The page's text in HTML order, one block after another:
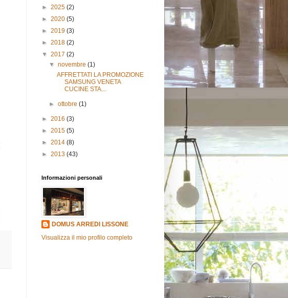
► 2025 (2)
► 2020 (5)
► 2019 (3)
► 2018 (2)
▼ 2017 (2)
▼novembre(1)
AFFRETTATI LA PROMOZIONE
SAMSUNG VENETA
CUCINE STA...
►ottobre(1)
► 2016 (3)
► 2015 (5)
► 2014 (8)
► 2013 (43)
Informazioni personali
DOMUS ARREDI LISSONE
Visualizza il mio profilo completo